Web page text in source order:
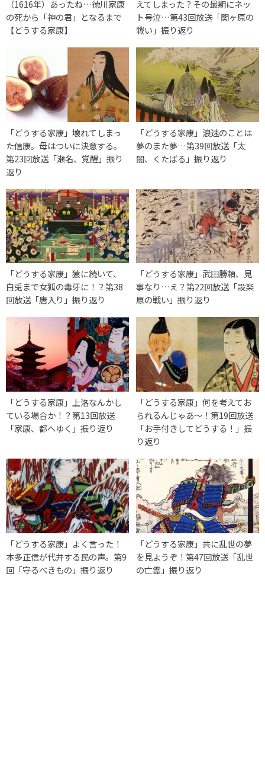
（1616年）あったね…徳川家康
の死から「神の君」となるまで
【どうする家康】
えてしまった？その最期にネッ
ト号泣…第43回放送「関ヶ原の
戦い」振り返り
「どうする家康」壊れてしまっ
た信康。母はついに決意する。
第23回放送「瀬名、覚醒」振り
返り
「どうする家康」浪速のことは
夢のまた夢…第39回放送「太
閤、くたばる」振り返り
「どうする家康」猿に続いて、
白兎まで女狐の毒牙に！？第38
回放送「唐入り」振り返り
「どうする家康」武田勝頼、見
事なり…え？第22回放送「設楽
原の戦い」振り返り
「どうする家康」上洛なんかし
ている場合か！？第13回放送
「家康、都へゆく」振り返り
「どうする家康」何を考えてお
られるんじゃあ～！第19回放送
「お手付きしてどうする！」振
り返り
「どうする家康」よく言った！
本多正信が代弁する民の声。第9
回「守るべきもの」振り返り
「どうする家康」共に乱世の夢
を見ようぞ！第47回放送「乱世
の亡霊」振り返り